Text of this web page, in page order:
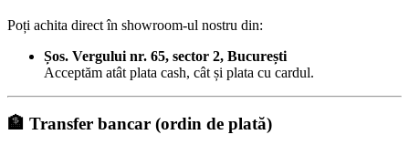
Poți achita direct în showroom-ul nostru din:
Șos. Vergului nr. 65, sector 2, București
Acceptăm atât plata cash, cât și plata cu cardul.
🏦 Transfer bancar (ordin de plată)